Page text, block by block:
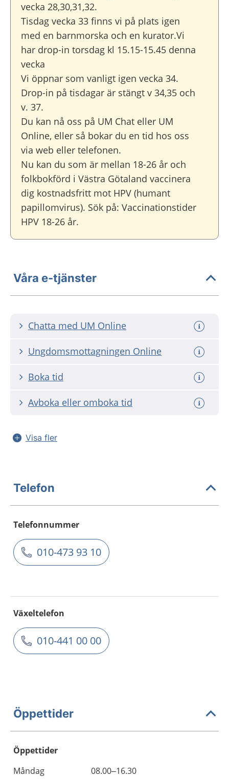
vecka 28,30,31,32.
Tisdag vecka 33 finns vi på plats igen
med en barnmorska och en kurator.Vi
har drop-in torsdag kl 15.15-15.45 denna
vecka
Vi öppnar som vanligt igen vecka 34.
Drop-in på tisdagar är stängt v 34,35 och
v. 37.
Du kan nå oss på UM Chat eller UM
Online, eller så bokar du en tid hos oss
via web eller telefonen.
Nu kan du som är mellan 18-26 år och
folkbokförd i Västra Götaland vaccinera
dig kostnadsfritt mot HPV (humant
papillomvirus). Sök på: Vaccinationstider
HPV 18-26 år.
Våra e-tjänster
Chatta med UM Online
Ungdomsmottagningen Online
Boka tid
Avboka eller omboka tid
Visa fler
Telefon
Telefonnummer
010-473 93 10
Växeltelefon
010-441 00 00
Öppettider
Öppettider
Dag
Öppettider
Kommentarer
Måndag 08.00–16.30